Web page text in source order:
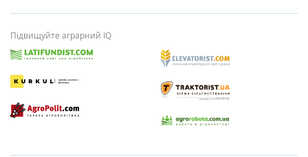
Підвищуйте аграрний IQ